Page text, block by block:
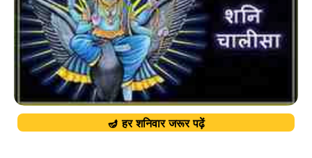
🪔 हर शनिवार जरूर पढ़ें